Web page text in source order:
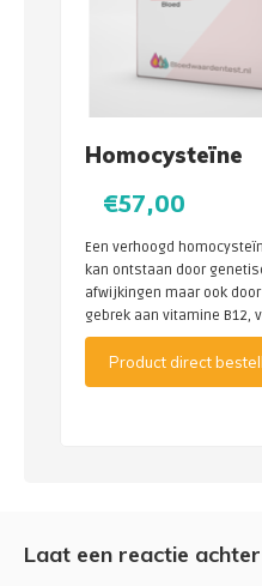
Homocysteïne
€57,00
Een verhoogd
kan ontstaan door
afwijkingen maar ook
gebrek aan vitamine B12,
B11 (foliumzuur) en
Product direct
Laat een reactie achter